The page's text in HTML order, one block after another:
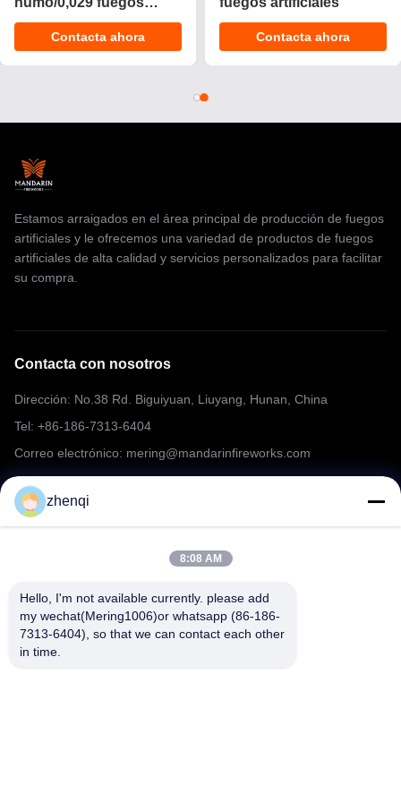
200 disparos Torta
pirotecnia de consumo
Contacta ahora
personalizable de 1,4 g
UN0336 con
Contacta ahora
Estamos arraigados en el área principal de producción de fuegos
artificiales y le ofrecemos una variedad de productos de fuegos
artificiales de alta calidad y servicios personalizados para facilitar
su compra.
Contacta con nosotros
Dirección: No.38 Rd. Biguiyuan, Liuyang, Hunan, China
Tel: +86-186-7313-6404
Correo electrónico: mering@mandarinfireworks.com
Síguenos.
Enlaces rápidos
zhenqi
8:08 AM
Hello, I'm not available currently. please add
my wechat(Mering1006)or whatsapp (86-186-
7313-6404), so that we can contact each other
in time.